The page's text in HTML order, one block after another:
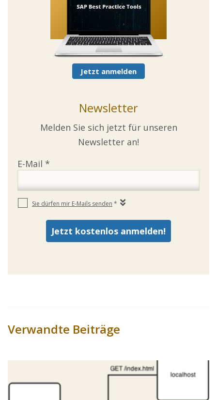
Jetzt anmelden
Newsletter
Melden Sie sich jetzt für unseren
Newsletter an!
Verwandte Beiträge